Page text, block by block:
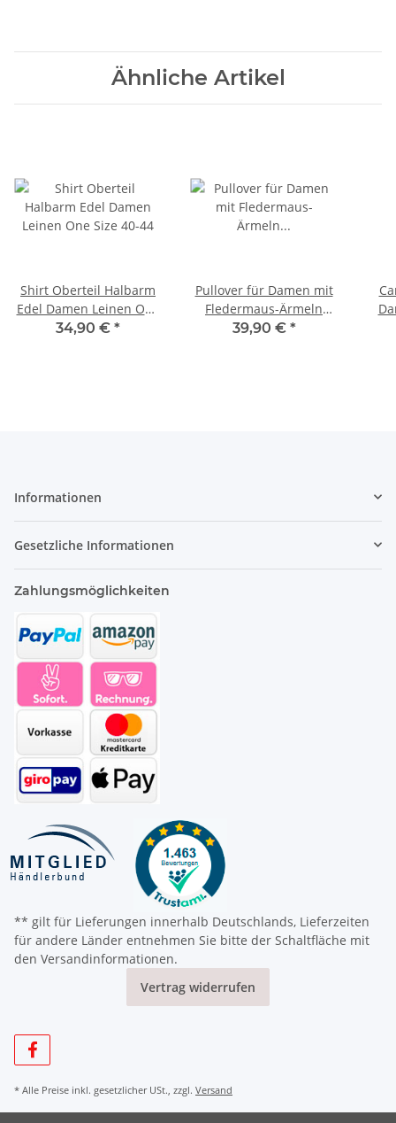
Ähnliche Artikel
Shirt Oberteil Halbarm
Edel Damen Leinen One
Size 40-44
34,90 € *
Pullover für Damen mit
Fledermaus-Ärmeln
Viskose Viele Farben
39,90 € *
Informationen
Gesetzliche Informationen
Zahlungsmöglichkeiten
** gilt für Lieferungen innerhalb Deutschlands, Lieferzeiten
für andere Länder entnehmen Sie bitte der Schaltfläche mit
den Versandinformationen.
Vertrag widerrufen
* Alle Preise inkl. gesetzlicher USt., zzgl. Versand